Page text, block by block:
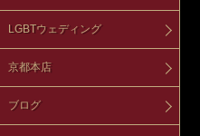
LGBTウェディング
京都本店
ブログ